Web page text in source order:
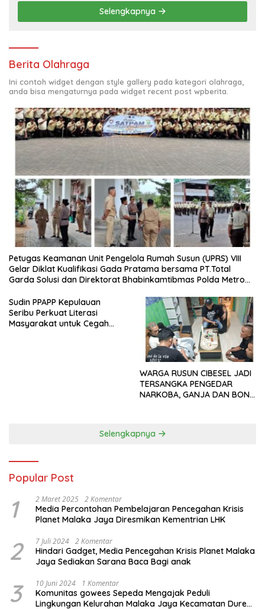
Selengkapnya
Berita Olahraga
Ini contoh widget dengan style gallery pada kategori olahraga,
anda bisa mengaturnya pada widget recent post wpberita.
Petugas Keamanan Unit Pengelola Rumah Susun (UPRS) VIII
Gelar Diklat Kualifikasi Gada Pratama bersama PT.Total
Garda Solusi dan Direktorat Bhabinkamtibmas Polda Metro
Sudin PPAPP Kepulauan
Seribu Perkuat Literasi
Masyarakat untuk Cegah
WARGA RUSUN CIBESEL JADI
TERSANGKA PENGEDAR
NARKOBA, GANJA DAN BONG
Selengkapnya
Popular Post
1 2 Maret 2025 2 Komentar
Media Percontohan Pembelajaran Pencegahan Krisis
Planet Malaka Jaya Diresmikan Kementrian LHK
2 7 Juli 2024 2 Komentar
Hindari Gadget, Media Pencegahan Krisis Planet Malaka
Jaya Sediakan Sarana Baca Bagi anak
3 10 Juni 2024 1 Komentar
Komunitas gowees Sepeda Mengajak Peduli
Lingkungan Kelurahan Malaka Jaya Kecamatan Duren